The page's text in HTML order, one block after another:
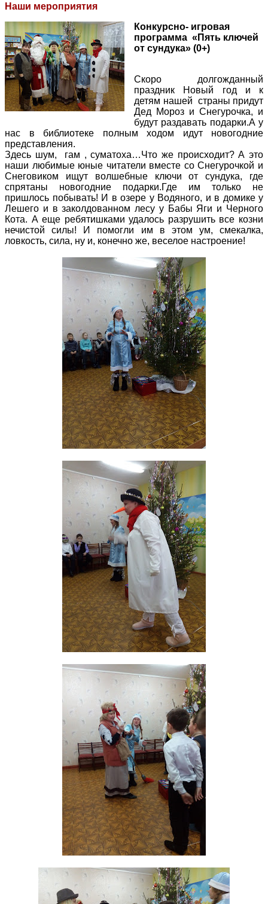
Наши мероприятия
Конкурсно- игровая
программа «Пять ключей
от сундука» (0+)
Скоро долгожданный
праздник Новый год и к
детям нашей страны придут
Дед Мороз и Снегурочка, и
будут раздавать подарки.А у
нас в библиотеке полным ходом идут новогодние
представления.
Здесь шум, гам , суматоха…Что же происходит? А это
наши любимые юные читатели вместе со Снегурочкой и
Снеговиком ищут волшебные ключи от сундука, где
спрятаны новогодние подарки.Где им только не
пришлось побывать! И в озере у Водяного, и в домике у
Лешего и в заколдованном лесу у Бабы Яги и Черного
Кота. А еще ребятишками удалось разрушить все козни
нечистой силы! И помогли им в этом ум, смекалка,
ловкость, сила, ну и, конечно же, веселое настроение!